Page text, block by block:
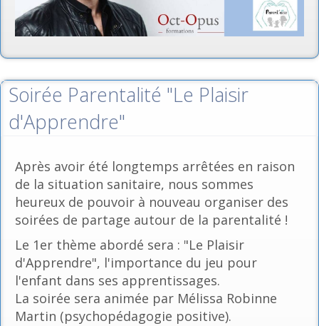
Soirée Parentalité "Le Plaisir
d'Apprendre"
Après avoir été longtemps arrêtées en raison
de la situation sanitaire, nous sommes
heureux de pouvoir à nouveau organiser des
soirées de partage autour de la parentalité !
Le 1er thème abordé sera : "Le Plaisir
d'Apprendre", l'importance du jeu pour
l'enfant dans ses apprentissages.
La soirée sera animée par Mélissa Robinne
Martin (psychopédagogie positive).